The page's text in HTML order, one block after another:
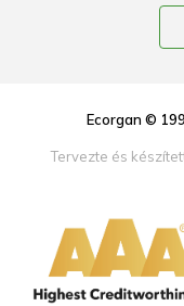
Ecorgan ©
Tervezte és